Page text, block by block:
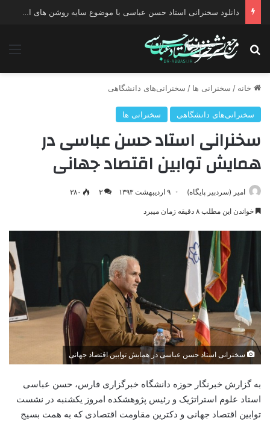
دانلود سخنرانی استاد حسن عباسی با موضوع چهار انتخاب ۱۴۰۰
جستجو برای
خانه / سخنرانی ها / سخنرانی‌های دانشگاهی
سخنرانی‌های دانشگاهی سخنرانی ها
سخنرانی استاد حسن عباسی در
همایش توابین اقتصاد جهانی
امیر (سردبیر پایگاه) ۹ اردیبهشت ۱۳۹۳ ۳ ۳۸۰
خواندن این مطلب ۸ دقیقه زمان میبرد
سخنرانی استاد حسن عباسی در همایش توابین اقتصاد جهانی
به گزارش خبرنگار حوزه دانشگاه خبرگزاری فارس، حسن عباسی
استاد علوم استراتژیک و رئیس پژوهشکده امروز یکشنبه در نشست
توابین اقتصاد جهانی و دکترین مقاومت اقتصادی که به همت بسیج